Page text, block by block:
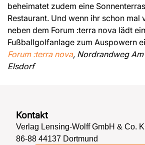
beheimatet zudem eine
Restaurant. Und wenn ihr schon mal
neben dem Forum :terra nova lädt
Fußballgolfanlage zum Auspowern
Forum :terra nova, Nordrandweg
Elsdorf
Kontakt
Verlag Lensing-Wolff GmbH & Co.
86-88 44137 Dortmund